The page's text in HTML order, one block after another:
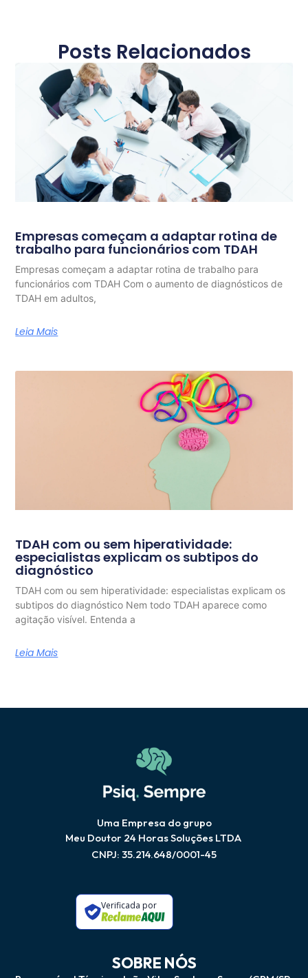
Posts Relacionados
Empresas começam a adaptar rotina de
trabalho para funcionários com TDAH
Empresas começam a adaptar rotina de trabalho para
funcionários com TDAH Com o aumento de diagnósticos de
TDAH em adultos,
Leia Mais
TDAH com ou sem hiperatividade:
especialistas explicam os subtipos do
diagnóstico
TDAH com ou sem hiperatividade: especialistas explicam os
subtipos do diagnóstico Nem todo TDAH aparece como
agitação visível. Entenda a
Leia Mais
Uma Empresa do grupo
Meu Doutor 24 Horas Soluções LTDA
CNPJ: 35.214.648/0001-45
Verificada por
SOBRE NÓS